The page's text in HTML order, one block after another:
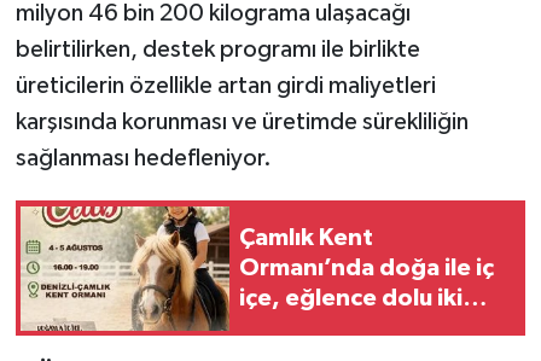
milyon 46 bin 200 kilograma ulaşacağı
belirtilirken, destek programı ile birlikte
üreticilerin özellikle artan girdi maliyetleri
karşısında korunması ve üretimde sürekliliğin
sağlanması hedefleniyor.
Çamlık Kent
Ormanı’nda doğa ile iç
içe, eğlence dolu iki